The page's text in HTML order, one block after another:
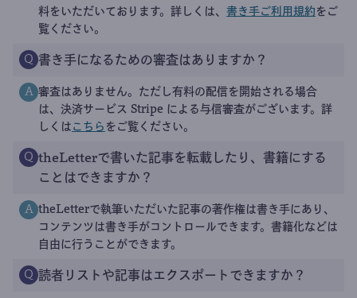
料をいただいております。詳しくは、 書き手ご利用規約 をご
覧ください。
Q 書き手になるための審査はありますか？
A 審査はありません。ただし有料の配信を開始される場合
は、決済サービス Stripe による与信審査がございます。詳
しくは こちら をご覧ください。
Q theLetterで書いた記事を転載したり、書籍にする
ことはできますか？
A theLetterで執筆いただいた記事の著作権は書き手にあり、
コンテンツは書き手がコントロールできます。書籍化などは
自由に行うことができます。
Q 読者リストや記事はエクスポートできますか？